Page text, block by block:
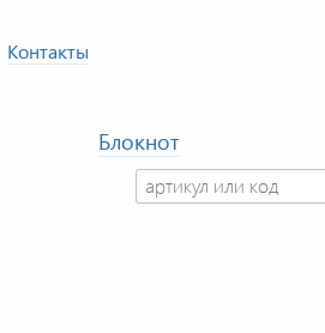
Контакты
Блокнот